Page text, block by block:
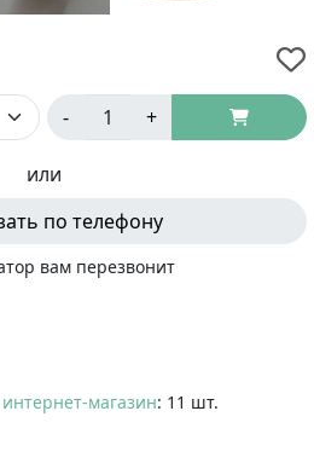
- +
или
по телефону
вам перезвонит
магазин: 11 шт.